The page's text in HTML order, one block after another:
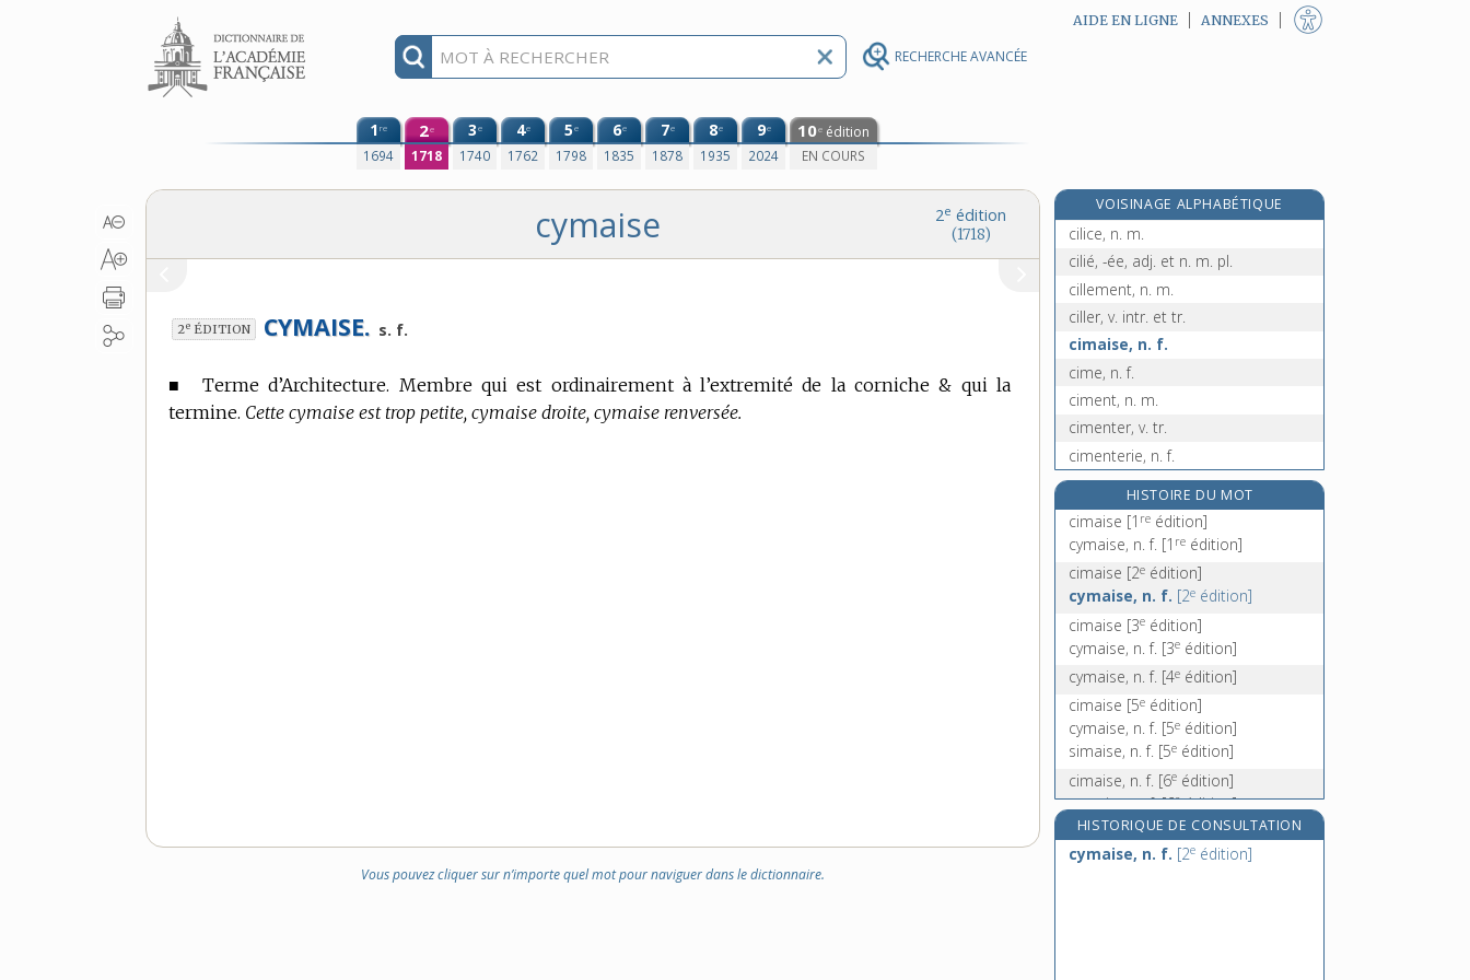
RECHERCHE AVANCÉE
Aller au contenu AIDE EN LIGNE ANNEXES
1re
1694
2e
1718
3e
1740
4e
1762
5e
1798
6e
1835
7e
1878
8e
1935
9e
2024
10e édition
EN COURS
2e édition
(1718)
cymaise
2e ÉDITION CYMAISE. s. f.
■ Terme d’Architecture. Membre qui est ordinairement à l’extremité de la corniche & qui la
termine. Cette cymaise est trop petite, cymaise droite, cymaise renversée.
Vous pouvez cliquer sur n’importe quel mot pour naviguer dans le dictionnaire.
VOISINAGE ALPHABÉTIQUE
ciliaire, adj.
cilice, n. m.
cilié, -ée, adj. et n. m. pl.
cillement, n. m.
ciller, v. intr. et tr.
cimaise, n. f.
cime, n. f.
ciment, n. m.
cimenter, v. tr.
cimenterie, n. f.
cimentier, n. m.
cimeterre, n. m.
cimetière, n. m.
cimier [I], n. m.
cimier [II], n. m.
HISTOIRE DU MOT
cimaise [1 re édition]
cymaise, n. f. [1 re édition]
cimaise [2e édition]
cymaise, n. f. [2e édition]
cimaise [3e édition]
cymaise, n. f. [3e édition]
cymaise, n. f. [4e édition]
cimaise [5e édition]
cymaise, n. f. [5e édition]
simaise, n. f. [5e édition]
cimaise, n. f. [6e édition]
cymaise, n. f.[6eédition]
simaise, n. f.[6e édition]
cimaise, n. f.[7 édition]
HISTORIQUE DE CONSULTATION
cymaise, n. f. [2e édition]